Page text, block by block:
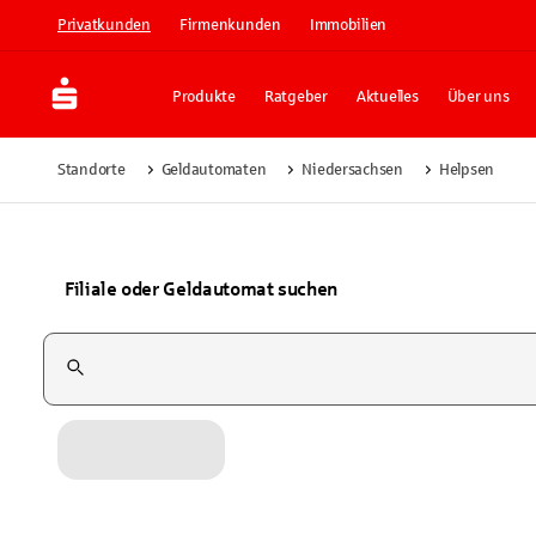
Privatkunden Firmenkunden Immobilien
Produkte Ratgeber Aktuelles Über uns
Standorte Geldautomaten Niedersachsen Helpsen
Filiale oder Geldautomat suchen
Suchfeld